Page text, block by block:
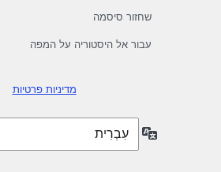
שחזור סיסמה
עבור אל היסטוריה על המפה
מדיניות פרטיות
שפה